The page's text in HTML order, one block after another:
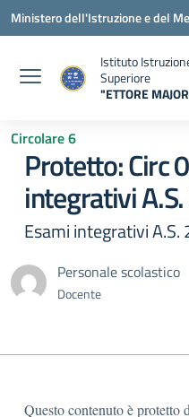
Vai ai contenuti
Vai al menu di navigazione
Vai al footer
Ministero dell'Istruzione e del
Istituto
Superiore
"ETTORE
Circolare 6
Protetto: Circ
integrativi
Esami integrativi
Personale scolastico
Docente
Questo contenuto è protetto